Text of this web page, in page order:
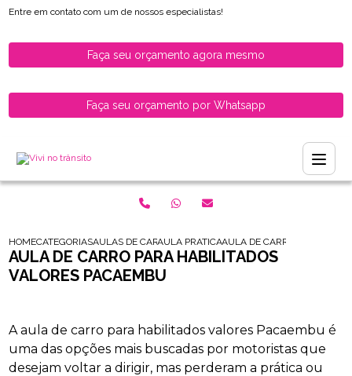
Entre em contato com um de nossos especialistas!
Faça seu orçamento agora mesmo
Faça seu orçamento por Whatsapp
HOMECATEGORIASAULAS DE CARRO PARA HABILITADOS
AULA PRATICA DE CARRO PARA
AULA DE CARRO PARA
AULA DE CARRO PARA HABILITADOS
VALORES PACAEMBU
A aula de carro para habilitados valores Pacaembu é
uma das opções mais buscadas por motoristas que
desejam voltar a dirigir, mas perderam a prática ou